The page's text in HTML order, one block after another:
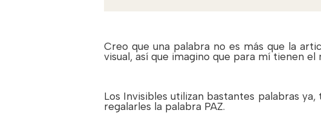
Creo que una palabra no es más que la
visual, así que imagino que para mí tienen el
Los Invisibles utilizan bastantes palabras
regalarles la palabra PAZ.